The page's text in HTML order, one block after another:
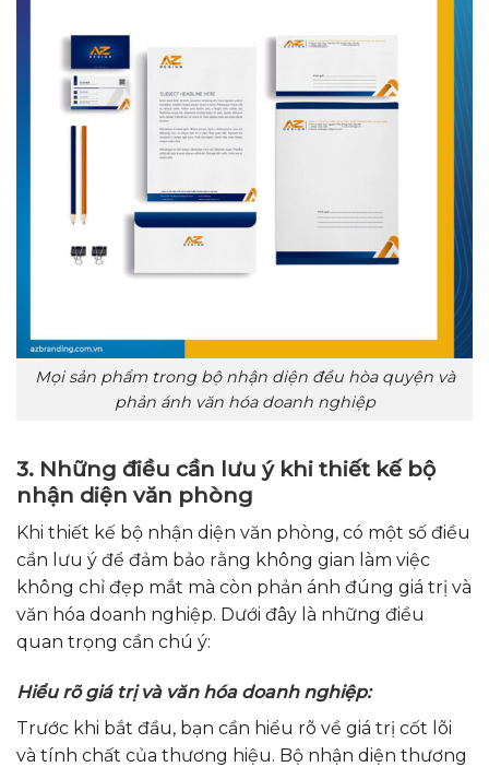
Mọi sản phẩm trong bộ nhận diện đều hòa quyện và
phản ánh văn hóa doanh nghiệp
3. Những điều cần lưu ý khi thiết kế bộ
nhận diện văn phòng
Khi thiết kế bộ nhận diện văn phòng, có một số điều
cần lưu ý để đảm bảo rằng không gian làm việc
không chỉ đẹp mắt mà còn phản ánh đúng giá trị và
văn hóa doanh nghiệp. Dưới đây là những điều
quan trọng cần chú ý:
Hiểu rõ giá trị và văn hóa doanh nghiệp:
Trước khi bắt đầu, bạn cần hiểu rõ về giá trị cốt lõi
và tính chất của thương hiệu. Bộ nhận diện thương